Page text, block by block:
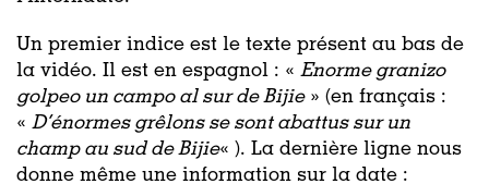
Un premier indice est le texte présent au bas de
la vidéo. Il est en espagnol : « Enorme granizo
golpeo un campo al sur de Bijie» (en français :
« D’énormes grêlons se sont abattus sur un
champ au sud de Bijie« ). La dernière ligne nous
donne même une information sur la date :